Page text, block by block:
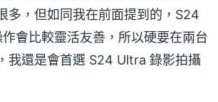
多，但如同我在前面提到的，S24
會比較靈活友善，所以硬要在兩台
我還是會首選 S24 Ultra 錄影拍攝